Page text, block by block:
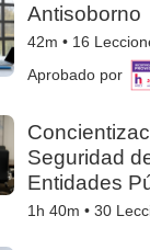
Antisoborno
42m • 16
Aprobado por
Seguridad
Entidades
1h 40m •30